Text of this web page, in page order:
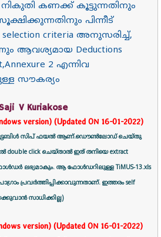
കണക്ക് കൂട്ടുന്നതിനും
പിന്നീട്
criteria അനുസരിച്ച്‌,
ആവശ്യമായ Deductions
2 എന്നിവ
സൗകര്യം
Saji V Kuriakose
version) (Updated ON 16-01-2022)
സിപ് ഫയൽ ആണ്.ഡൌൺലോഡ് ചെയ്തു
double click ചെയ്താൽ ഇത് തനിയെ extract
ലഭ്യമാകും. ആ ഫോൾഡറിലുള്ള TiMUS-13.xls
പ്രവർത്തിപ്പിക്കാവുന്നതാണ്. ഇത്തരം self
സാധിക്കില്ല)
version) (Updated ON 16-01-2022)